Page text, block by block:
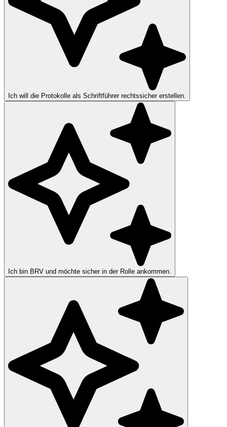
Ich will die Protokolle als Schriftführer rechtssicher erstellen.
Ich bin BRV und möchte sicher in der Rolle ankommen.